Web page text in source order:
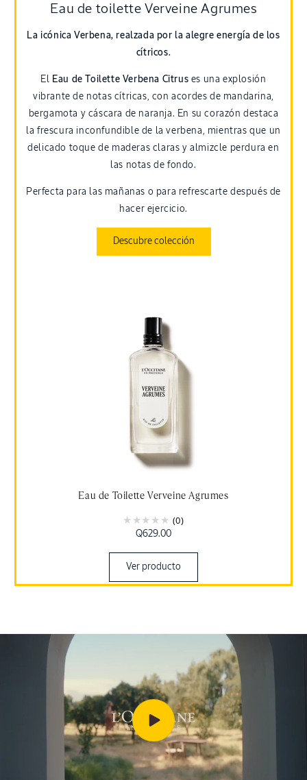
Eau de toilette Verveine Agrumes
La icónica Verbena, realzada por la alegre energía de los
cítricos.
El Eau de Toilette Verbena Citrus es una explosión
vibrante de notas cítricas, con acordes de mandarina,
bergamota y cáscara de naranja. En su corazón destaca
la frescura inconfundible de la verbena, mientras que un
delicado toque de maderas claras y almizcle perdura en
las notas de fondo.
Perfecta para las mañanas o para refrescarte después de
hacer ejercicio.
Descubre colección
Eau de Toilette Verveine Agrumes
(0)
Precio
Q629.00
Ver producto